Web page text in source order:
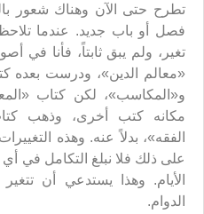
تطرح حتى الآن وهناك شعور
فصل أو باب جديد. عندما
تغير، ولم يبق ثابتاً، فأنا
«معالم الدين»، ودرست بعده
و«المكاسب»، لكن كتاب
مكانه كتب أخرى، وذهب
الفقه»، بدلاً عنه. وهذه
على ذلك فلا نبلغ التكامل في
الأيام. وهذا يستدعي أن
الدوام.